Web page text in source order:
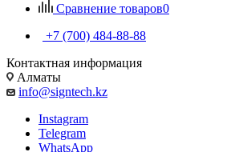
Сравнение товаров0
+7 (700) 484-88-88
Контактная информация
Алматы
info@signtech.kz
Instagram
Telegram
WhatsApp